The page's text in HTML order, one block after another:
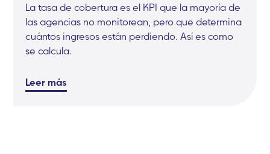
La tasa de cobertura es el KPI que la mayoría de
las agencias no monitorean, pero que determina
cuántos ingresos están perdiendo. Así es como
se calcula.
Leer más